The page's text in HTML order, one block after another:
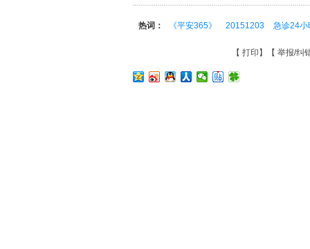
热词： 《平安365》 20151203 急诊24小
【 打印 】【 举报/纠